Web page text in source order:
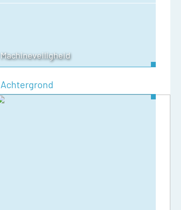
Machineveiligheid
Achtergrond